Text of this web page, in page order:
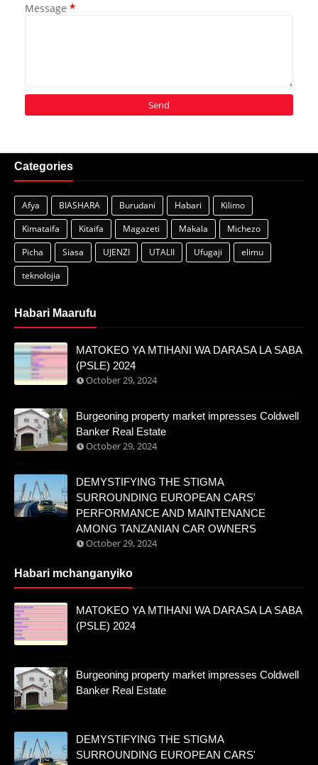
Message *
Categories
Afya BIASHARA Burudani Habari
Kilimo
Kimataifa
Kitaifa Magazeti Makala
Michezo
Picha
Siasa UJENZI UTALII Ufugaji
elimu
teknolojia
Habari Maarufu
MATOKEO YA MTIHANI WA DARASA LA SABA
(PSLE) 2024
October 29, 2024
Burgeoning property market impresses Coldwell
Banker Real Estate
October 29, 2024
DEMYSTIFYING THE STIGMA
SURROUNDING EUROPEAN CARS'
PERFORMANCE AND MAINTENANCE
AMONG TANZANIAN CAR OWNERS
October 29, 2024
Habari mchanganyiko
MATOKEO YA MTIHANI WA DARASA LA SABA
(PSLE) 2024
Burgeoning property market impresses Coldwell
Banker Real Estate
DEMYSTIFYING THE STIGMA
SURROUNDING EUROPEAN CARS'